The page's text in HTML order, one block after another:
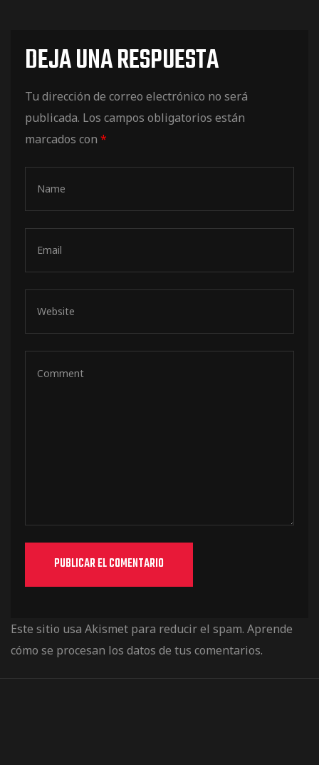
DEJA UNA RESPUESTA
Tu dirección de correo electrónico no será
publicada. Los campos obligatorios están
marcados con *
Este sitio usa Akismet para reducir el spam. Aprende
cómo se procesan los datos de tus comentarios.